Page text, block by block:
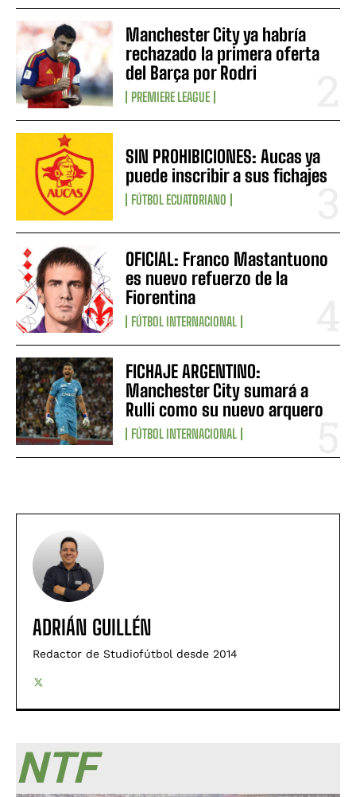
Manchester City ya habría
rechazado la primera oferta
del Barça por Rodri
PREMIERE LEAGUE
SIN PROHIBICIONES: Aucas ya
puede inscribir a sus fichajes
FÚTBOL ECUATORIANO
OFICIAL: Franco Mastantuono
es nuevo refuerzo de la
Fiorentina
FÚTBOL INTERNACIONAL
FICHAJE ARGENTINO:
Manchester City sumará a
Rulli como su nuevo arquero
FÚTBOL INTERNACIONAL
ADRIÁN GUILLÉN
Redactor de Studiofútbol desde 2014
NTF